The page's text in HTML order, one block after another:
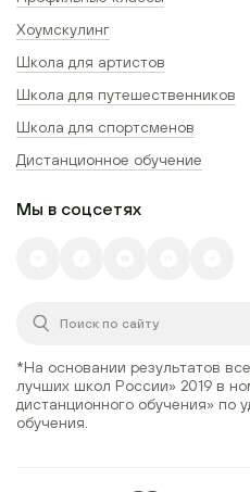
Хоумскулинг
Школа для артистов
Школа для путешественников
Школа для спортсменов
Дистанционное обучение
Мы в соцсетях
*На основании результатов
лучших школ России» 2019 в
дистанционного обучения» по
обучения.